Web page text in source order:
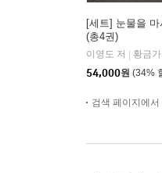
[세트] 눈물을 마
(총4권)
이영도 저
황금가
54,000원 (34%
검색 페이지에